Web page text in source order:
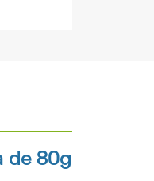
de 80g